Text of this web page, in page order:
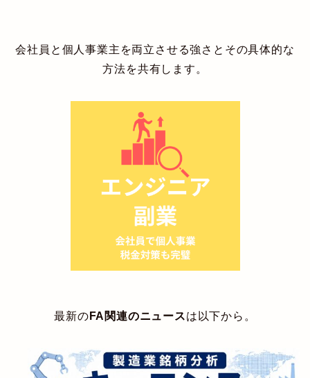
会社員と個人事業主を両立させる強さとその具体的な
方法を共有します。
最新の FA関連のニュースは以下から。